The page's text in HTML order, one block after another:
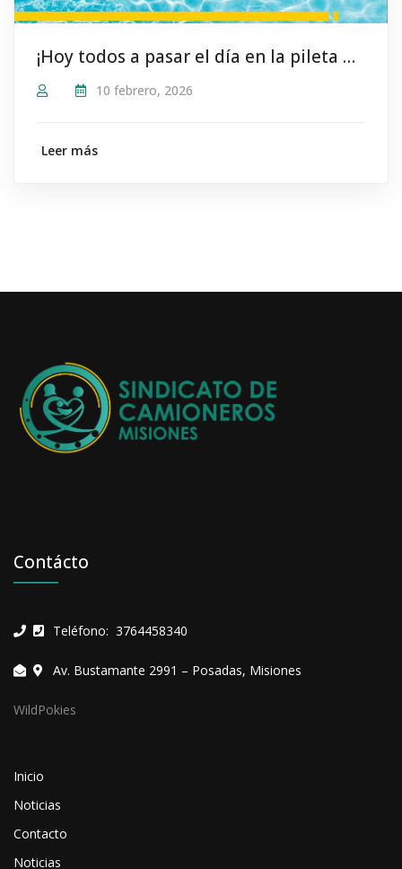
¡Hoy todos a pasar el día en la pileta del #SindicatoDeCamioneros!
10 febrero, 2026
Leer más
Contácto
Teléfono: 3764458340
Av. Bustamante 2991 – Posadas, Misiones
WildPokies
Inicio
Noticias
Contacto
Noticias